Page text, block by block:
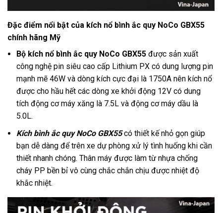
Đặc điểm nổi bật của kích nổ bình ắc quy NoCo GBX55
chính hãng Mỹ
Bộ kích nổ bình ắc quy NoCo GBX55 được sản xuất
công nghệ pin siêu cao cấp Lithium PX có dung lượng pin
mạnh mẽ 46W và dòng kích cực đại là 1750A nên kích nổ
được cho hầu hết các dòng xe khởi động 12V có dung
tích động cơ máy xăng là 7.5L và động cơ máy dầu là
5.0L.
Kích bình ắc quy NoCo GBX55có thiết kế nhỏ gọn giúp
bạn dễ dàng để trên xe dự phòng xử lý tình huống khi cần
thiết nhanh chóng. Thân máy được làm từ nhựa chống
cháy PP bền bỉ vô cùng chắc chắn chịu được nhiệt độ
khắc nhiệt.